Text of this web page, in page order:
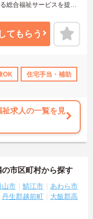
総合福祉サービスを提供
、幅広い年齢層の方が活
マンツーマンでの丁寧な
にし、利用者様の心に寄
てもらう
OK 住宅手当・補助
求人の一覧を見
市区町村から探す
山市 鯖江市
あわら市
丹生郡越前町
大飯郡高